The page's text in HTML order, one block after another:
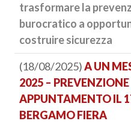
trasformare la
burocratico a
costruire sicurezza
(18/08/2025)A UN
2025 –
APPUNTAMENTO IL
BERGAMO FIERA